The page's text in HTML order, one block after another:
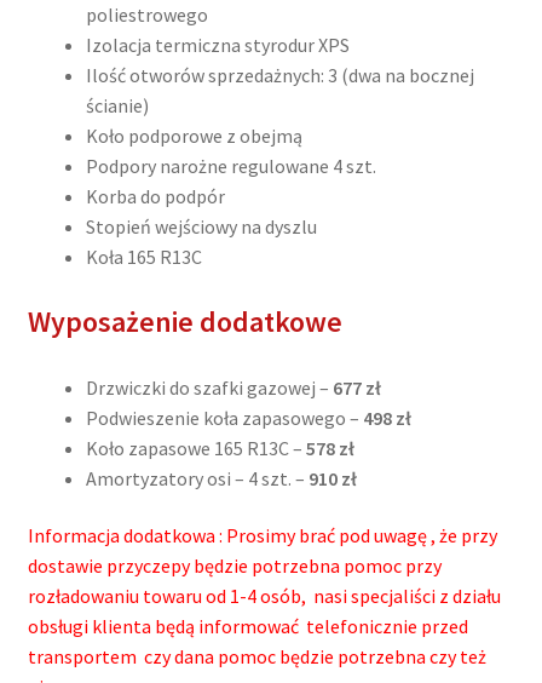
poliestrowego
Izolacja termiczna styrodur XPS
Ilość otworów sprzedażnych: 3 (dwa na bocznej
ścianie)
Koło podporowe z obejmą
Podpory narożne regulowane 4 szt.
Korba do podpór
Stopień wejściowy na dyszlu
Koła 165 R13C
Wyposażenie dodatkowe
Drzwiczki do szafki gazowej – 677 zł
Podwieszenie koła zapasowego – 498 zł
Koło zapasowe 165 R13C – 578 zł
Amortyzatory osi – 4 szt. – 910 zł
Informacja dodatkowa : Prosimy brać pod uwagę , że przy
dostawie przyczepy będzie potrzebna pomoc przy
rozładowaniu towaru od 1-4 osób, nasi specjaliści z działu
obsługi klienta będą informować telefonicznie przed
transportem czy dana pomoc będzie potrzebna czy też